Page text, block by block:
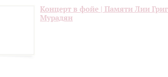
Концерт в фойе | Памяти Лии
Мурадян